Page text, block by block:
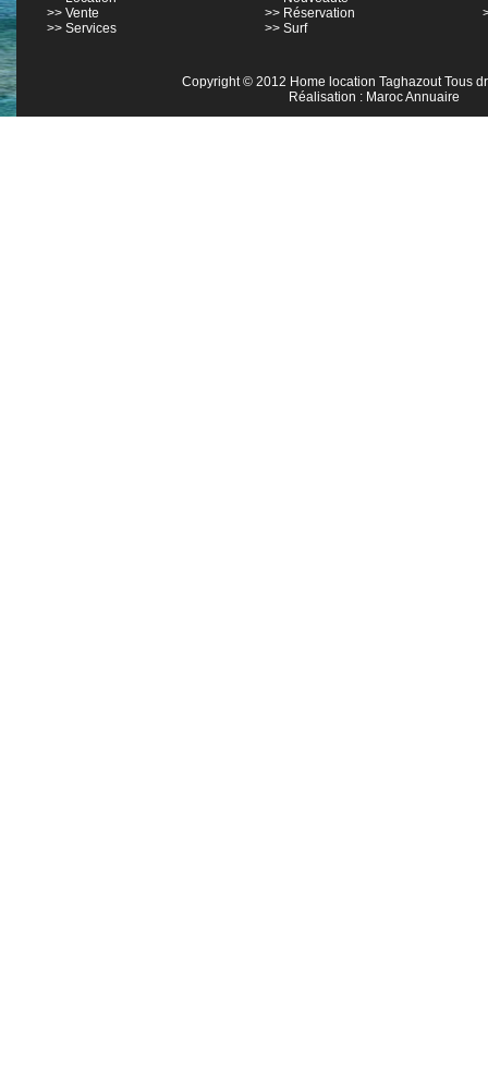
>> Vente
>> Services
>> Réservation
>> Surf
Copyright © 2012 Home location Taghazout Tous
Réalisation : Maroc Annuaire